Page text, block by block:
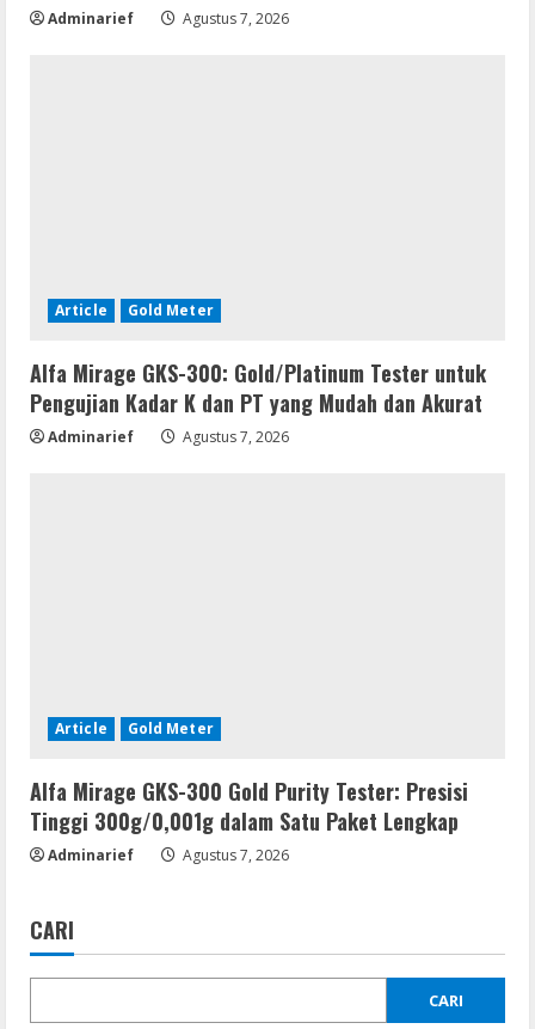
Adminarief Agustus 7, 2026
Article Gold Meter
Alfa Mirage GKS-300: Gold/Platinum Tester untuk
Pengujian Kadar K dan PT yang Mudah dan Akurat
Adminarief Agustus 7, 2026
Article Gold Meter
Alfa Mirage GKS-300 Gold Purity Tester: Presisi
Tinggi 300g/0,001g dalam Satu Paket Lengkap
Adminarief Agustus 7, 2026
CARI
CARI